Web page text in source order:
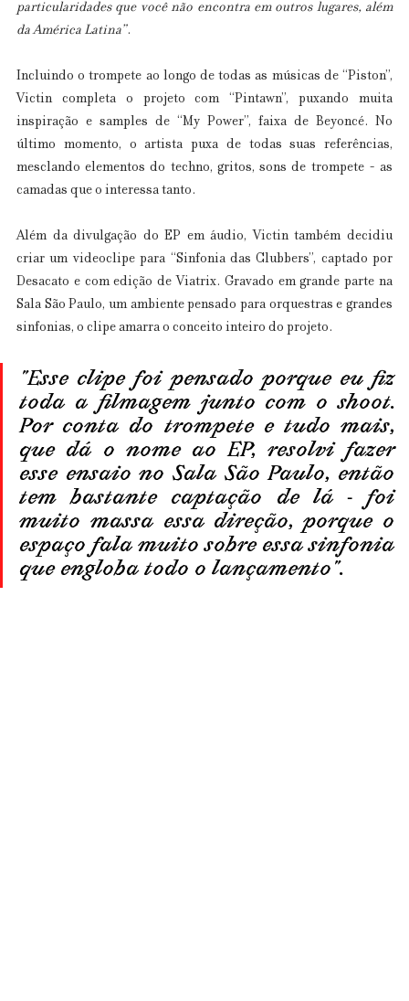
particularidades que você não encontra em outros lugares, além
da América Latina”.
Incluindo o trompete ao longo de todas as músicas de “Piston”,
Victin completa o projeto com “Pintawn”, puxando muita
inspiração e samples de “My Power”, faixa de Beyoncé. No
último momento, o artista puxa de todas suas referências,
mesclando elementos do techno, gritos, sons de trompete - as
camadas que o interessa tanto.
Além da divulgação do EP em áudio, Victin também decidiu
criar um videoclipe para “Sinfonia das Clubbers”, captado por
Desacato e com edição de Viatrix. Gravado em grande parte na
Sala São Paulo, um ambiente pensado para orquestras e grandes
sinfonias, o clipe amarra o conceito inteiro do projeto.
"Esse clipe foi pensado porque eu fiz
toda a filmagem junto com o shoot.
Por conta do trompete e tudo mais,
que dá o nome ao EP, resolvi fazer
esse ensaio no Sala São Paulo, então
tem bastante captação de lá - foi
muito massa essa direção, porque o
espaço fala muito sobre essa sinfonia
que engloba todo o lançamento".